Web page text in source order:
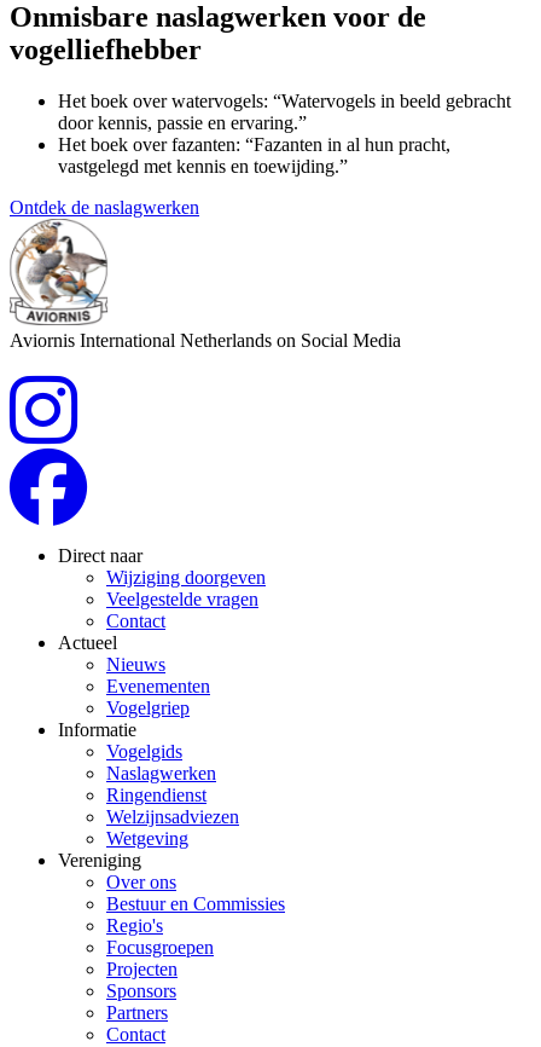
Onmisbare naslagwerken voor de
vogelliefhebber
Het boek over watervogels: “Watervogels in beeld gebracht
door kennis, passie en ervaring.”
Het boek over fazanten: “Fazanten in al hun pracht,
vastgelegd met kennis en toewijding.”
Ontdek de naslagwerken
Aviornis International Netherlands on Social Media
Direct naar
Wijziging doorgeven
Veelgestelde vragen
Contact
Actueel
Nieuws
Evenementen
Vogelgriep
Informatie
Vogelgids
Naslagwerken
Ringendienst
Welzijnsadviezen
Wetgeving
Vereniging
Over ons
Bestuur en Commissies
Regio's
Focusgroepen
Projecten
Sponsors
Partners
Contact